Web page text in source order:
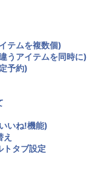
テムを複数個)
うアイテムを同時に)
予約)
いね!機能)
トタブ設定